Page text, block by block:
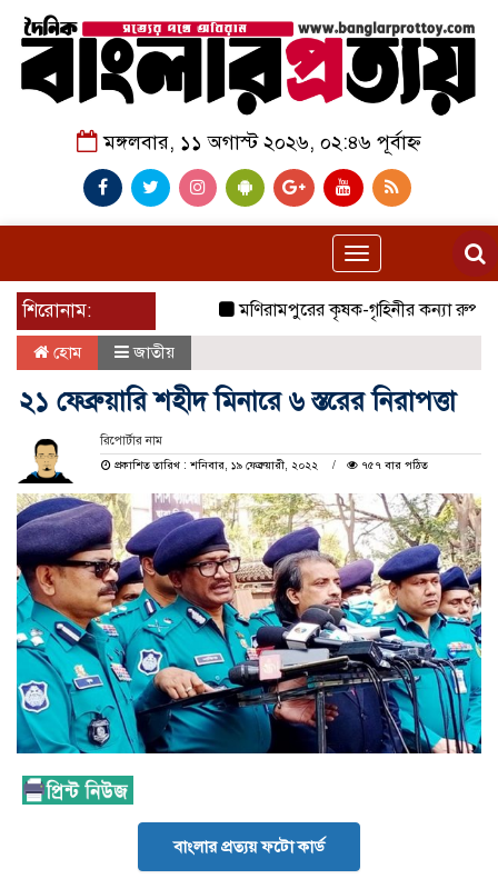
মঙ্গলবার, ১১ অগাস্ট ২০২৬, ০২:৪৬ পূর্বাহ্ন
Toggle
navigation
শিরোনাম:
মণিরামপুরের কৃষক-গৃহিনীর কন্যা রুপা
হোম জাতীয়
২১ ফেব্রুয়ারি শহীদ মিনারে ৬ স্তরের নিরাপত্তা
রিপোর্টার নাম
প্রকাশিত তারিখ : শনিবার, ১৯ ফেব্রুয়ারী, ২০২২
৭৫৭ বার পঠিত
বাংলার প্রত্যয় ফটো কার্ড